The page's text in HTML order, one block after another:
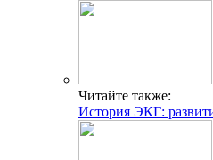
Читайте также:
История ЭКГ: